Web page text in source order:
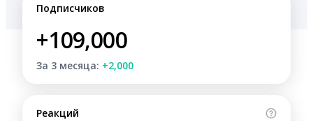
Подписчиков
+109,000
За 3 месяца: +2,000
Реакций